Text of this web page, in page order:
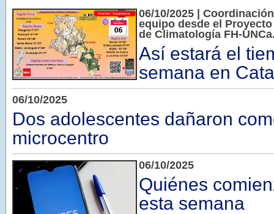
06/10/2025 |
equipo desde el
de Climatología FH-
Así estará el
semana en
06/10/2025
Dos adolescentes dañaron
microcentro
06/10/2025
Quiénes
esta semana